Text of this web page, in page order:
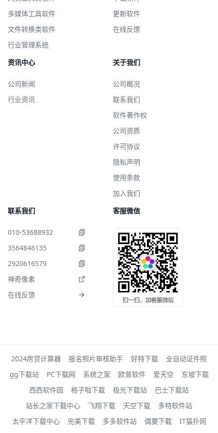
多媒体工具软件
文件转换类软件
行业管理系统
更新软件
在线反馈
资讯中心
公司新闻
行业资讯
关于我们
公司概况
联系我们
软件著作权
公司资质
许可协议
隐私声明
使用条款
加入我们
联系我们
010-53688932
3564846135
2920616579
神奇像素
在线反馈
客服微信
2024房贷计算器 报名照片审核助手 好特下载
全自动证件照
gg下载站
PC下载网 系统之家 欧普软件 爱天空
东坡下载
西西软件园
格子啦下载 极光下载站
巴士下载站
站长之家下载中心
飞翔下载 天空下载
多特软件站
太平洋下载中心
完美下载 多多软件站 偶要下载
IT猫扑网